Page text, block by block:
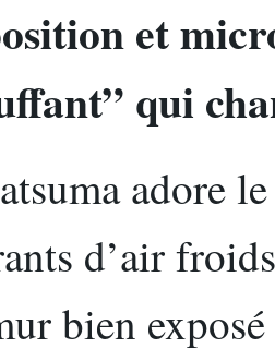
et
qui
adore
d’air
bien